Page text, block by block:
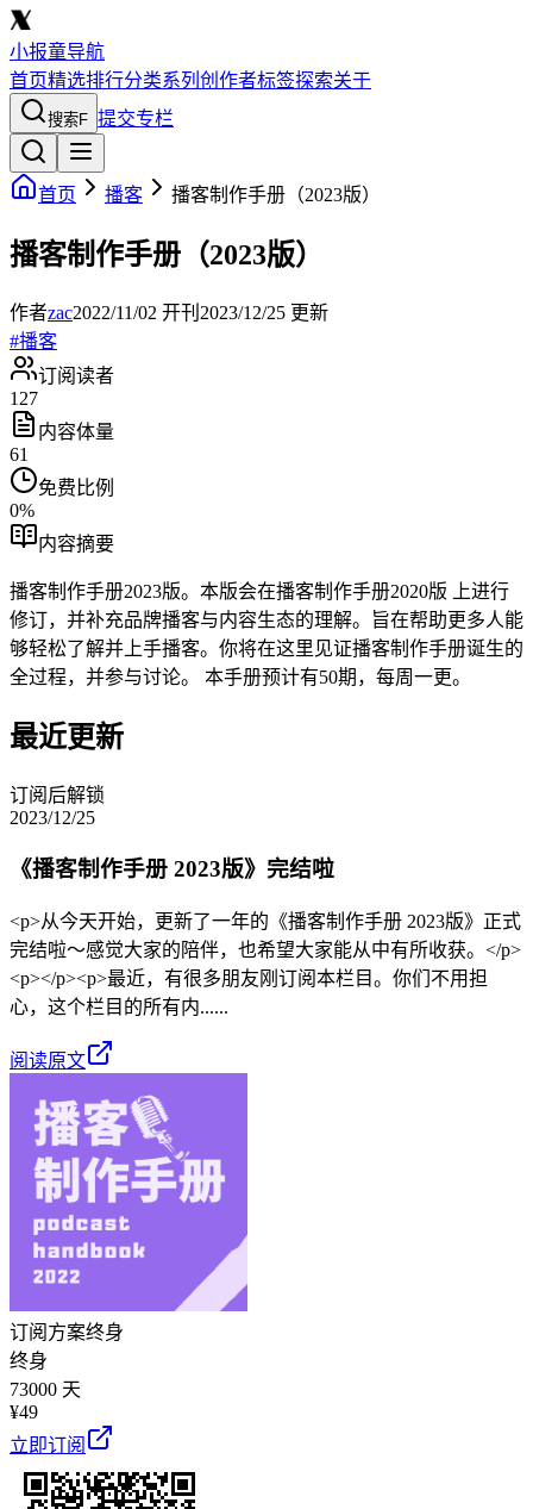
小报童导航
首页精选排行分类系列 创作者标签探索关于
搜索F 提交专栏
首页 播客 播客制作手册（2023版）
播客制作手册（2023版）
作者zac2022/11/02 开刊 2023/12/25 更新
#播客
订阅读者
127
内容体量
61
免费比例
0%
内容摘要
播客制作手册2023版。本版会在播客制作手册2020版 上进行
修订，并补充品牌播客与内容生态的理解。旨在帮助更多人能
够轻松了解并上手播客。你将在这里见证播客制作手册诞生的
全过程，并参与讨论。 本手册预计有50期，每周一更。
最近更新
订阅后解锁
2023/12/25
《播客制作手册 2023版》完结啦
<p>从今天开始，更新了一年的《播客制作手册 2023版》正式
完结啦～感觉大家的陪伴，也希望大家能从中有所收获。</p>
<p></p><p>最近，有很多朋友刚订阅本栏目。你们不用担
心，这个栏目的所有内......
阅读原文
订阅方案终身
终身
73000 天
¥49
立即订阅